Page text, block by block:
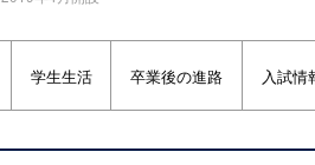
学生生活 卒業後の進路 入試情